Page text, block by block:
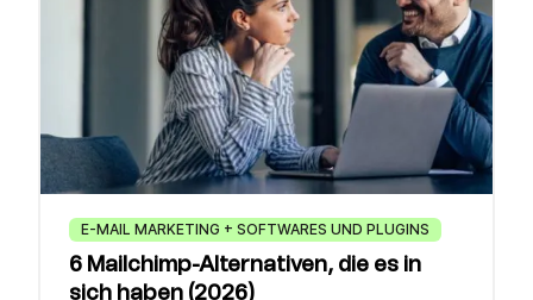
E-MAIL MARKETING + SOFTWARES UND PLUGINS
6 Mailchimp-Alternativen, die es in
sich haben (2026)